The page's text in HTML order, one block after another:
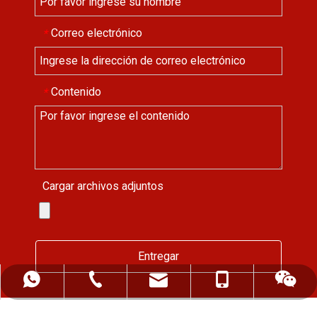
+86 13955220472
+86-552-2819255
ALFREDCHENG2004@HOTMAIL.COM
+86-139-5522-0472
* Correo electrónico
* Contenido
Cargar archivos adjuntos
Entregar